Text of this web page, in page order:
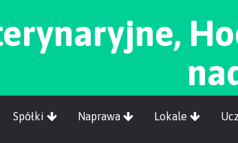
Spółki Naprawa Lokale